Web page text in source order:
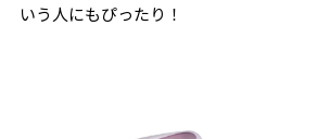
いう人にもぴったり！